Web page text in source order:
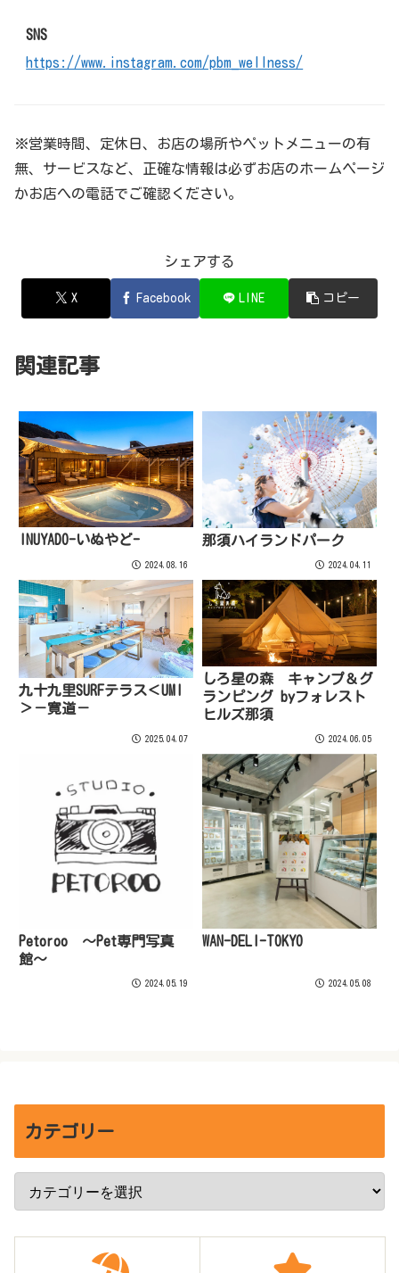
SNS
https://www.instagram.com/pbm_wellness/
※営業時間、定休日、お店の場所やペットメニューの有
無、サービスなど、正確な情報は必ずお店のホームページ
かお店への電話でご確認ください。
シェアする
X Facebook LINE コピー
関連記事
INUYADO-いぬやど-
2024.08.16
那須ハイランドパーク
2024.04.11
九十九里SURFテラス＜UMI
＞－寛道－
2025.04.07
しろ星の森 キャンプ＆グ
ランピング byフォレスト
ヒルズ那須
2024.06.05
Petoroo 〜Pet専門写真
館〜
2024.05.19
WAN-DELI-TOKYO
2024.05.08
カテゴリー